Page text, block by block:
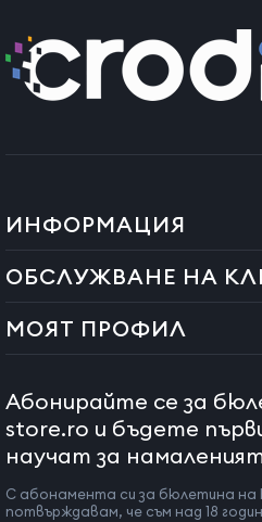
ИНФОРМАЦИЯ
ОБСЛУЖВАНЕ НА
МОЯТ ПРОФИЛ
Абонирайте се за
store.ro и бъдете
научат за
С абонамента си за бюлетина на
потвърждавам, че съм над 18